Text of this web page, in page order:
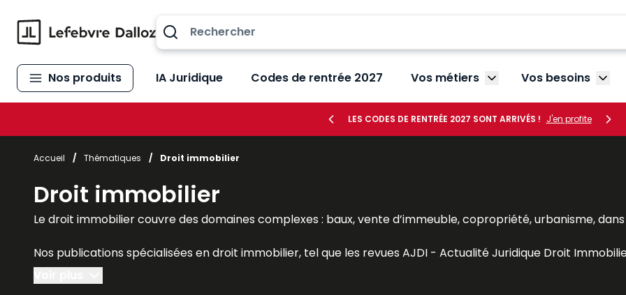
Nos produits IA Juridique Codes de rentrée 2027 Vos métiers Afficher le sous-menu
Vos besoins
LES CODES DE RENTRÉE 2027 SONT ARRIVÉS ! J'en profite
Accueil / Thématiques / Droit immobilier
Droit immobilier
Le droit immobilier couvre des domaines complexes : baux, vente d’immeuble, copropriété, urbanisme,
Nos publications spécialisées en droit immobilier, tel que les revues AJDI - Actualité Juridique Droit
Gestion immobili
Code des baux